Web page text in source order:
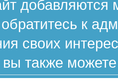
к
своих
вы также